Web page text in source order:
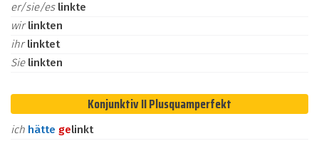
er/sie/es linkte
wirlinkten
ihrlinktet
Sie linkten
Konjunktiv II Plusquamperfekt
ich hätte gelinkt